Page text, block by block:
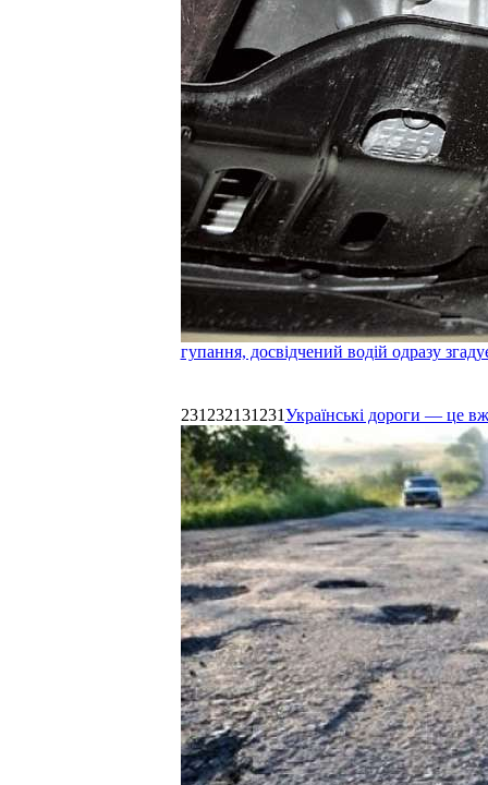
гупання, досвідчений водій одразу
231232131231Українські дороги — це